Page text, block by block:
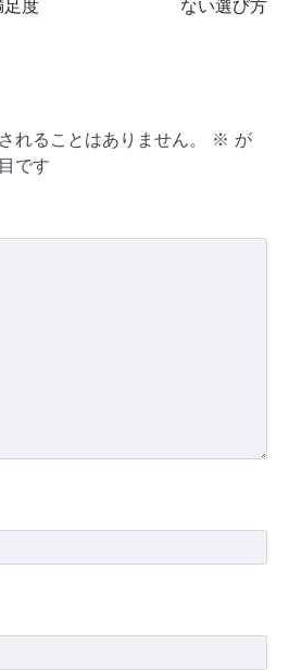
度
ない選び方
れることはありません。 ※ が
です